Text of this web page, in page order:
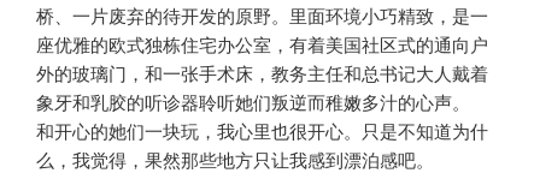
桥、一片废弃的待开发的原野。里面环境小巧精致，是一
座优雅的欧式独栋住宅办公室，有着美国社区式的通向户
外的玻璃门，和一张手术床，教务主任和总书记大人戴着
象牙和乳胶的听诊器聆听她们叛逆而稚嫩多汁的心声。
和开心的她们一块玩，我心里也很开心。只是不知道为什
么，我觉得，果然那些地方只让我感到漂泊感吧。